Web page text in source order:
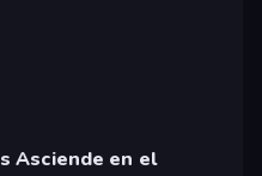
Asciende en el